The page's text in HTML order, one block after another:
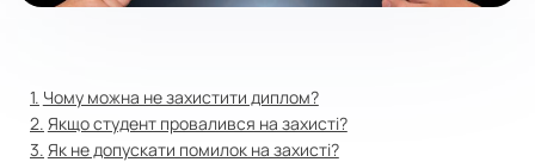
Чому можна не захистити диплом?
Якщо студент провалився на захисті?
Як не допускати помилок на захисті?